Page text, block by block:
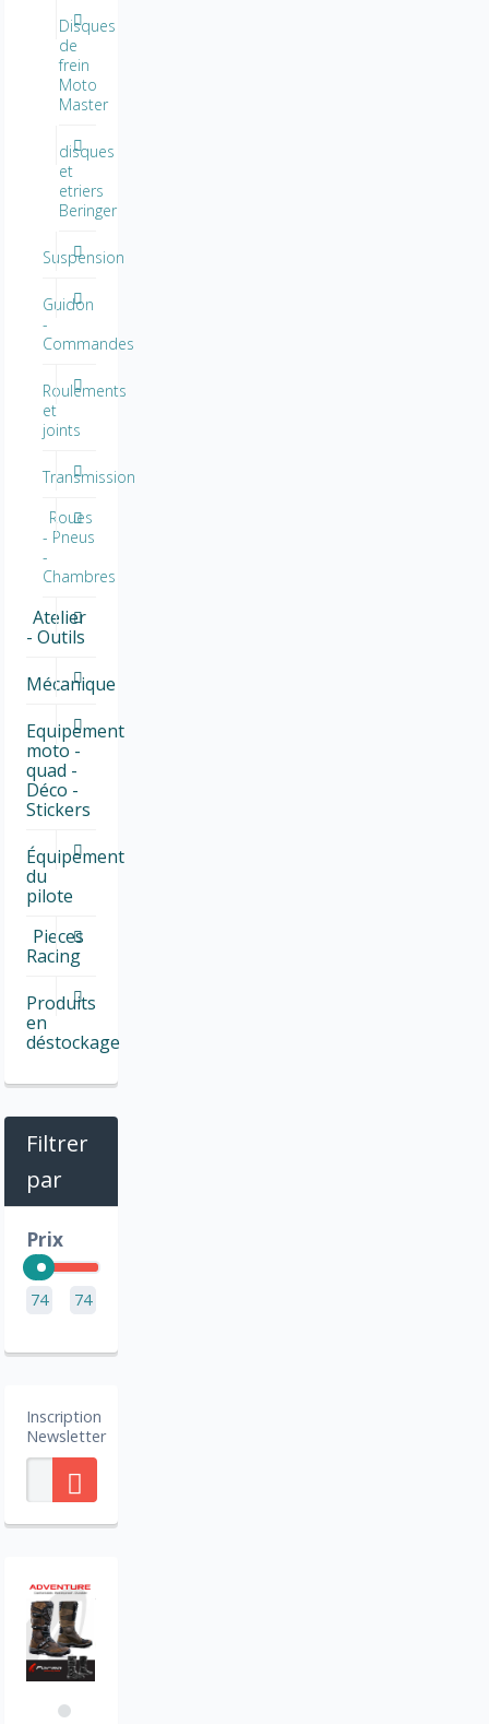
Disques
de
frein
Moto
Master
disques
et
etriers
Beringer
Suspension
Guidon
-
Commandes
Roulements
et
joints
Transmission
Roues
- Pneus
-
Chambres
Atelier
- Outils
Mécanique
Equipement
moto -
quad -
Déco -
Stickers
Équipement
du
pilote
Pieces
Racing
Produits
en
déstockage
Filtrer
par
Prix
74 74
Inscription
Newsletter